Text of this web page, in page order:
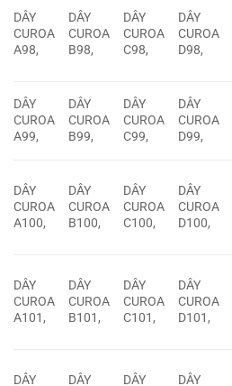
DÂY
CUROA
A98,
DÂY
CUROA
B98,
DÂY
CUROA
C98,
DÂY
CUROA
D98,
DÂY
CUROA
A99,
DÂY
CUROA
B99,
DÂY
CUROA
C99,
DÂY
CUROA
D99,
DÂY
CUROA
A100,
DÂY
CUROA
B100,
DÂY
CUROA
C100,
DÂY
CUROA
D100,
DÂY
CUROA
A101,
DÂY
CUROA
B101,
DÂY
CUROA
C101,
DÂY
CUROA
D101,
DÂY
DÂY
DÂY
DÂY